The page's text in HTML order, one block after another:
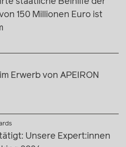
auch vor dem
erfolgreich: Im
staatliche Beihilfe der
150 Millionen Euro ist
Erwerb von APEIRON